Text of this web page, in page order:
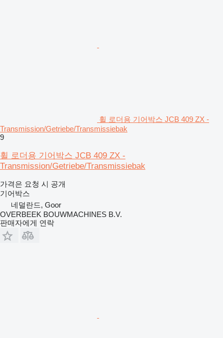
휠 로더용 기어박스 JCB 409 ZX -
Transmission/Getriebe/Transmissiebak
9
휠 로더용 기어박스 JCB 409 ZX -
Transmission/Getriebe/Transmissiebak
가격은 요청 시 공개
기어박스
네덜란드, Goor
OVERBEEK BOUWMACHINES B.V.
판매자에게 연락